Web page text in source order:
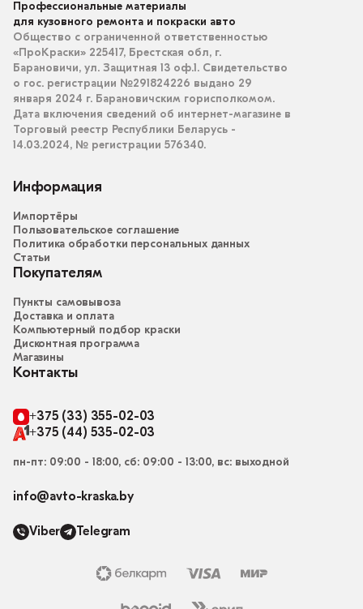
Профессиональные материалы
для кузовного ремонта и покраски авто
Общество с ограниченной ответственностью
«ПроКраски» 225417, Брестская обл, г.
Барановичи, ул. Защитная 13 оф.1. Свидетельство
о гос. регистрации №291824226 выдано 29
января 2024 г. Барановичским горисполкомом.
Дата включения сведений об интернет-магазине в
Торговый реестр Республики Беларусь -
14.03.2024, № регистрации 576340.
Информация
Импортёры
Пользовательское соглашение
Политика обработки персональных данных
Статьи
Покупателям
Пункты самовывоза
Доставка и оплата
Компьютерный подбор краски
Дисконтная программа
Магазины
Контакты
+375 (33) 355-02-03
+375 (44) 535-02-03
пн-пт: 09:00 - 18:00, сб: 09:00 - 13:00, вс: выходной
info@avto-kraska.by
Viber Telegram